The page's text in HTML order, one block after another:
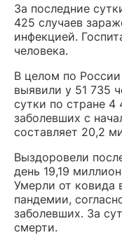
За последние
425 случаев
инфекцией.
человека.
В целом по России
выявили у 51 735
сутки по стране 4
заболевших с
составляет 20,2
Выздоровели
день 19,19
Умерли от ковида
пандемии,
заболевших. За
смерти.